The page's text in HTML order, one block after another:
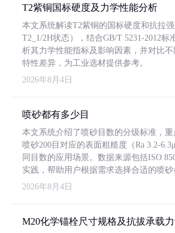
T2紫铜国标硬度及力学性能分析
本文系统解读T2紫铜的国标硬度和抗拉
T2_1/2H状态），结合GB/T 5231-2012标
析其力学性能指标及影响因素，并对比
特性差异，为工业选材提供参考。
2026年8月4日
喷砂都有多少目
本文系统介绍了喷砂目数的分级标准，
喷砂200目对应的表面粗糙度（Ra 3.2-
同目数的应用场景。数据来源包括ISO
实践，帮助用户根据需求选择合适的喷砂
2026年8月4日
M20化学锚栓尺寸规格及抗拔承载